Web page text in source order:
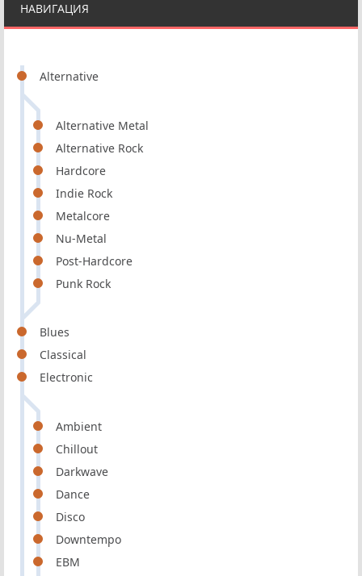
НАВИГАЦИЯ
Alternative
Alternative Metal
Alternative Rock
Hardcore
Indie Rock
Metalcore
Nu-Metal
Post-Hardcore
Punk Rock
Blues
Classical
Electronic
Ambient
Chillout
Darkwave
Dance
Disco
Downtempo
EBM